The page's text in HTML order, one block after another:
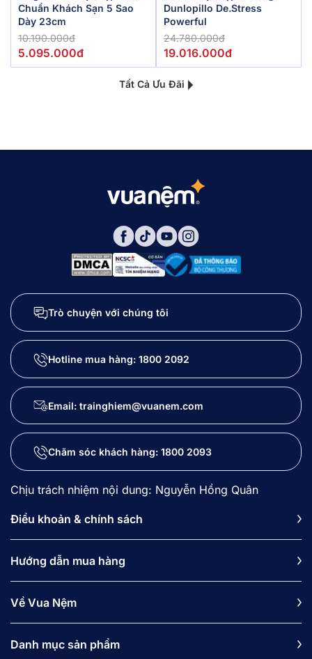
Chuẩn Khách Sạn 5 Sao
Dày 23cm
10.190.000đ
5.095.000đ
Dunlopillo De.Stress
Powerful
24.780.000đ
19.016.000đ
Tất Cả Ưu Đãi
Trò chuyện với chúng tôi
Hotline mua hàng: 1800 2092
Email: trainghiem@vuanem.com
Chăm sóc khách hàng: 1800 2093
Chịu trách nhiệm nội dung: Nguyễn Hồng Quân
Điều khoản & chính sách
Hướng dẫn mua hàng
Về Vua Nệm
Danh mục sản phẩm